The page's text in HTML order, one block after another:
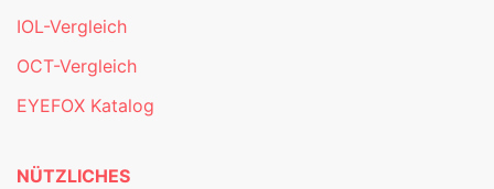
IOL-Vergleich
OCT-Vergleich
EYEFOX Katalog
NÜTZLICHES